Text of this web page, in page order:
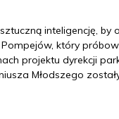
inteligencję, by
który
projektu dyrekcji
Młodszego